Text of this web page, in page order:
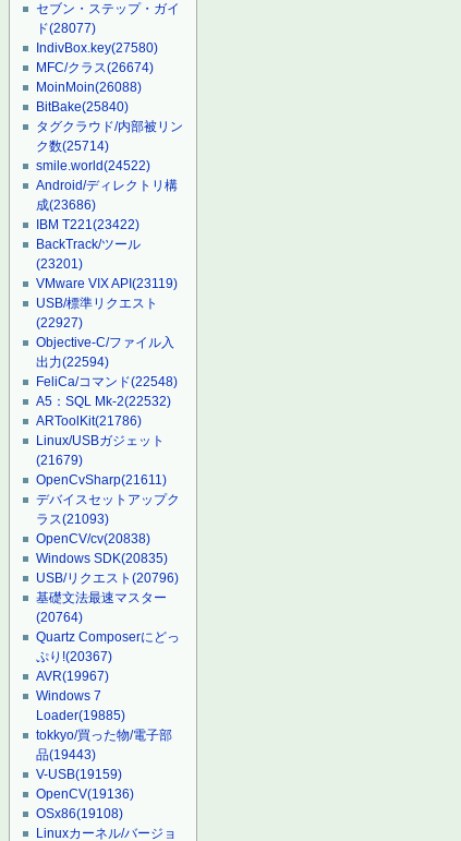
セブン・ステップ・ガイ
ド(28077)
IndivBox.key(27580)
MFC/クラス(26674)
MoinMoin(26088)
BitBake(25840)
タグクラウド/内部被リン
ク数(25714)
smile.world(24522)
Android/ディレクトリ構
成(23686)
IBM T221(23422)
BackTrack/ツール
(23201)
VMware VIX API(23119)
USB/標準リクエスト
(22927)
Objective-C/ファイル入
出力(22594)
FeliCa/コマンド(22548)
A5：SQL Mk-2(22532)
ARToolKit(21786)
Linux/USBガジェット
(21679)
OpenCvSharp(21611)
デバイスセットアップク
ラス(21093)
OpenCV/cv(20838)
Windows SDK(20835)
USB/リクエスト(20796)
基礎文法最速マスター
(20764)
Quartz Composerにどっ
ぷり!(20367)
AVR(19967)
Windows 7
Loader(19885)
tokkyo/買った物/電子部
品(19443)
V-USB(19159)
OpenCV(19136)
OSx86(19108)
Linuxカーネル/バージョ